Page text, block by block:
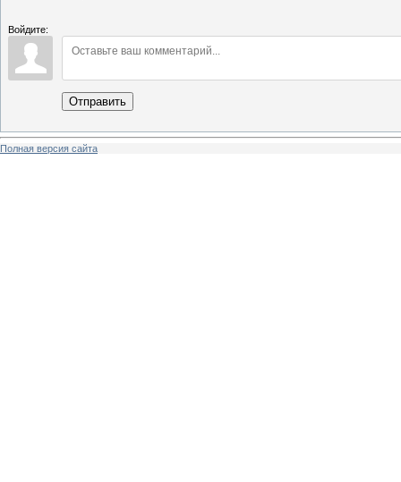
Войдите:
Отправить
Полная версия сайта